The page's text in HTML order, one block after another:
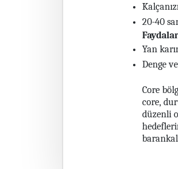
20-40
Yan
Denge
Core
core,
düzenli